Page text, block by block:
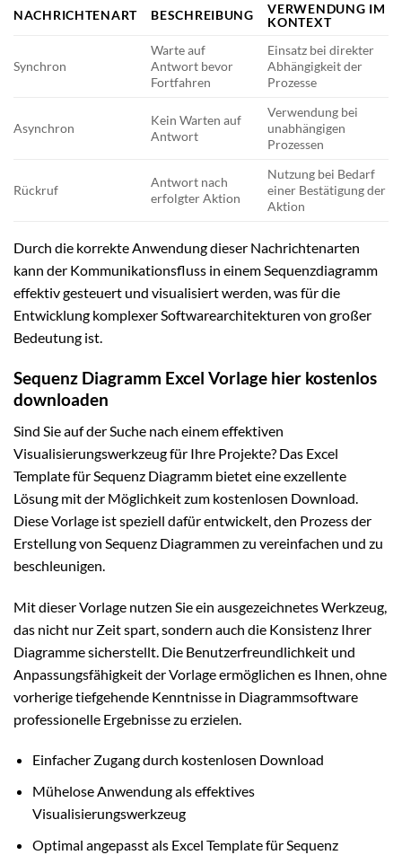
NACHRICHTENART BESCHREIBUNG
VERWENDUNG IM
KONTEXT
Synchron
Warte auf
Antwort bevor
Fortfahren
Einsatz bei direkter
Abhängigkeit der
Prozesse
Asynchron
Kein Warten auf
Antwort
Verwendung bei
unabhängigen
Prozessen
Rückruf
Antwort nach
erfolgter Aktion
Nutzung bei Bedarf
einer Bestätigung der
Aktion
Durch die korrekte Anwendung dieser Nachrichtenarten
kann der Kommunikationsfluss in einem Sequenzdiagramm
effektiv gesteuert und visualisiert werden, was für die
Entwicklung komplexer Softwarearchitekturen von großer
Bedeutung ist.
Sequenz Diagramm Excel Vorlage hier kostenlos
downloaden
Sind Sie auf der Suche nach einem effektiven
Visualisierungswerkzeug für Ihre Projekte? Das Excel
Template für Sequenz Diagramm bietet eine exzellente
Lösung mit der Möglichkeit zum kostenlosen Download.
Diese Vorlage ist speziell dafür entwickelt, den Prozess der
Erstellung von Sequenz Diagrammen zu vereinfachen und zu
beschleunigen.
Mit dieser Vorlage nutzen Sie ein ausgezeichnetes Werkzeug,
das nicht nur Zeit spart, sondern auch die Konsistenz Ihrer
Diagramme sicherstellt. Die Benutzerfreundlichkeit und
Anpassungsfähigkeit der Vorlage ermöglichen es Ihnen, ohne
vorherige tiefgehende Kenntnisse in Diagrammsoftware
professionelle Ergebnisse zu erzielen.
Einfacher Zugang durch kostenlosen Download
Mühelose Anwendung als effektives
Visualisierungswerkzeug
Optimal angepasst als Excel Template für Sequenz